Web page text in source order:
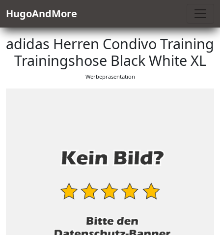
HugoAndMore
adidas Herren Condivo Training
Trainingshose Black White XL
Werbepräsentation